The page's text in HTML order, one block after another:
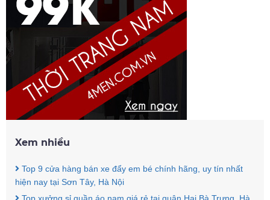
Xem nhiều
Top 9 cửa hàng bán xe đẩy em bé chính hãng, uy tín nhất
hiện nay tại Sơn Tây, Hà Nội